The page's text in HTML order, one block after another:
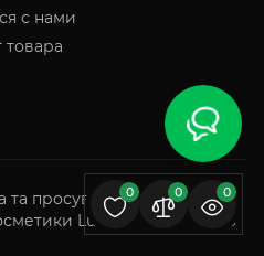
0 0 0
с нами
товара
та просування сайтів у ТОП
LuckyBeauty © 2026